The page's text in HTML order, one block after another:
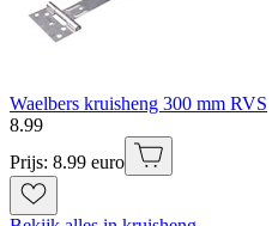
Waelbers kruisheng 300 mm RVS
8.99
Prijs: 8.99 euro